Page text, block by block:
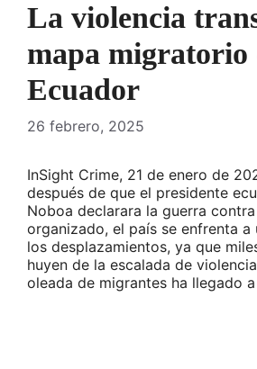
La violencia
mapa migratorio
Ecuador
26 febrero, 2025
InSight Crime, 21 de enero de
después de que el presidente
Noboa declarara la guerra
organizado, el país se enfrenta a
los desplazamientos, ya que
huyen de la escalada de
oleada de migrantes ha llegado